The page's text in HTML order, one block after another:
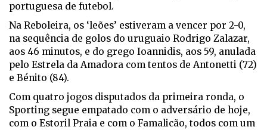
portuguesa de futebol.
Na Reboleira, os ‘leões’ estiveram a vencer por 2-0,
na sequência de golos do uruguaio Rodrigo Zalazar,
aos 46 minutos, e do grego Ioannidis, aos 59, anulada
pelo Estrela da Amadora com tentos de Antonetti (72)
e Bénito (84).
Com quatro jogos disputados da primeira ronda, o
Sporting segue empatado com o adversário de hoje,
com o Estoril Praia e com o Famalicão, todos com um